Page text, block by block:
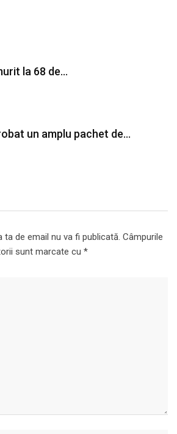
la 68 de…
un amplu pachet de…
ta de email nu va fi publicată. Câmpurile
sunt marcate cu *